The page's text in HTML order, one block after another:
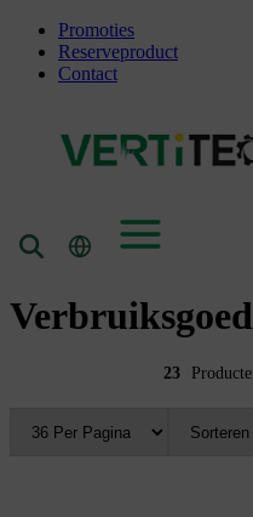
Promoties
Reserveproduct
Contact
23